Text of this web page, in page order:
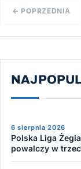
← POPRZEDNIA
6 sierpnia 2026
Polska Liga
powalczy w